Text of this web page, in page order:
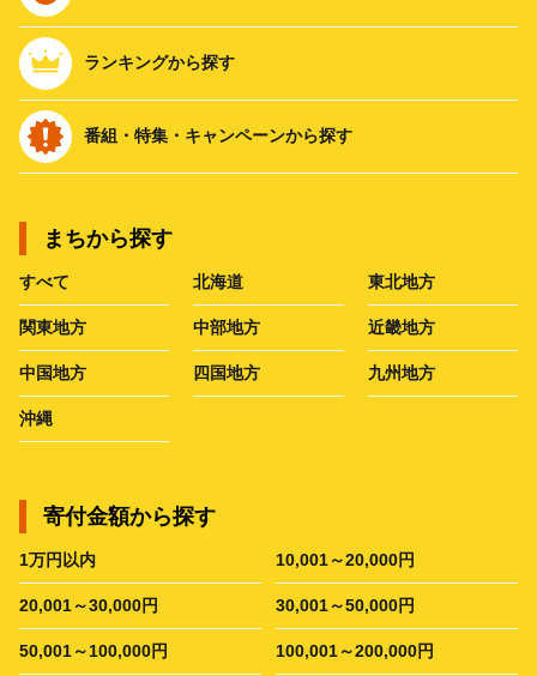
ランキングから探す
番組・特集・キャンペーンから探す
まちから探す
すべて 北海道 東北地方
関東地方 中部地方 近畿地方
中国地方 四国地方 九州地方
沖縄
寄付金額から探す
1万円以内 10,001～20,000円
20,001～30,000円 30,001～50,000円
50,001～100,000円 100,001～200,000円